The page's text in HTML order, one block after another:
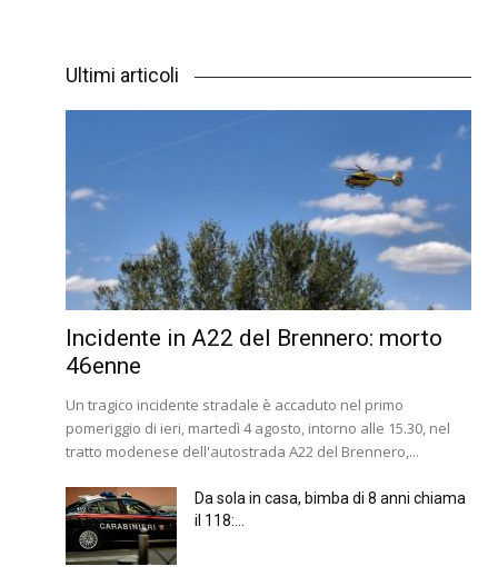
Ultimi articoli
Incidente in A22 del Brennero: morto
46enne
Un tragico incidente stradale è accaduto nel primo
pomeriggio di ieri, martedì 4 agosto, intorno alle 15.30, nel
tratto modenese dell'autostrada A22 del Brennero,...
Da sola in casa, bimba di 8 anni chiama
il 118:...